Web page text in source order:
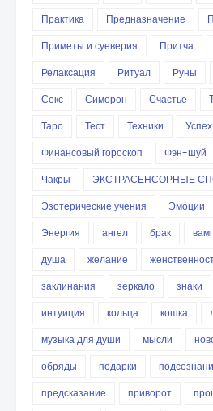
Практика
Предназначение
Приметы и суеверия
Притча
Релаксация
Ритуал Руны
Секс
Симорон Счастье
Таро
Тест Техники
Успех
Финансовый гороскоп
Фэн-шуй
Чакры
ЭКСТРАСЕНСОРНЫЕ
Эзотерические учения
Эмоции
Энергия
ангел брак
душа
желание
заклинания
зеркало знаки
интуиция
кольца кошка
музыка для души
мысли
обряды
подарки
предсказание
приворот